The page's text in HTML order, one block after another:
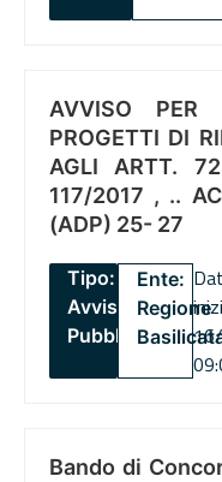
AVVISO PER
PROGETTI DI
AGLI ARTT.
117/2017 , ..
(ADP) 25- 27
Tipo:
Avviso
Pubblico
Ente:
Regione
Bando di